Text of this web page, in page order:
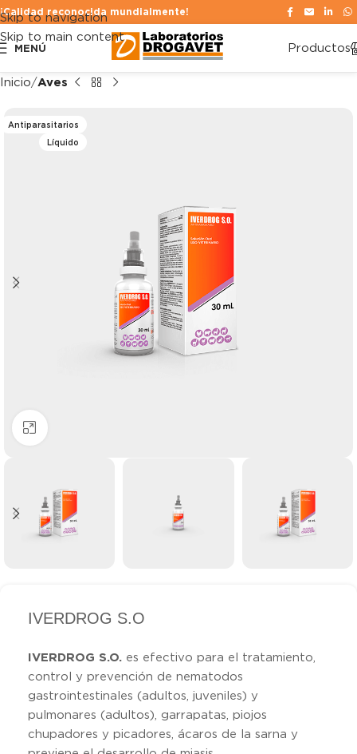
Skip to navigation
Skip to main content
¡Calidad reconocida mundialmente!
MENÚ Productos
Inicio Aves
Antiparasitarios
Líquido
IVERDROG S.O
IVERDROG S.O. es efectivo para el tratamiento,
control y prevención de nematodos
gastrointestinales (adultos, juveniles) y
pulmonares (adultos), garrapatas, piojos
chupadores y picadores, ácaros de la sarna y